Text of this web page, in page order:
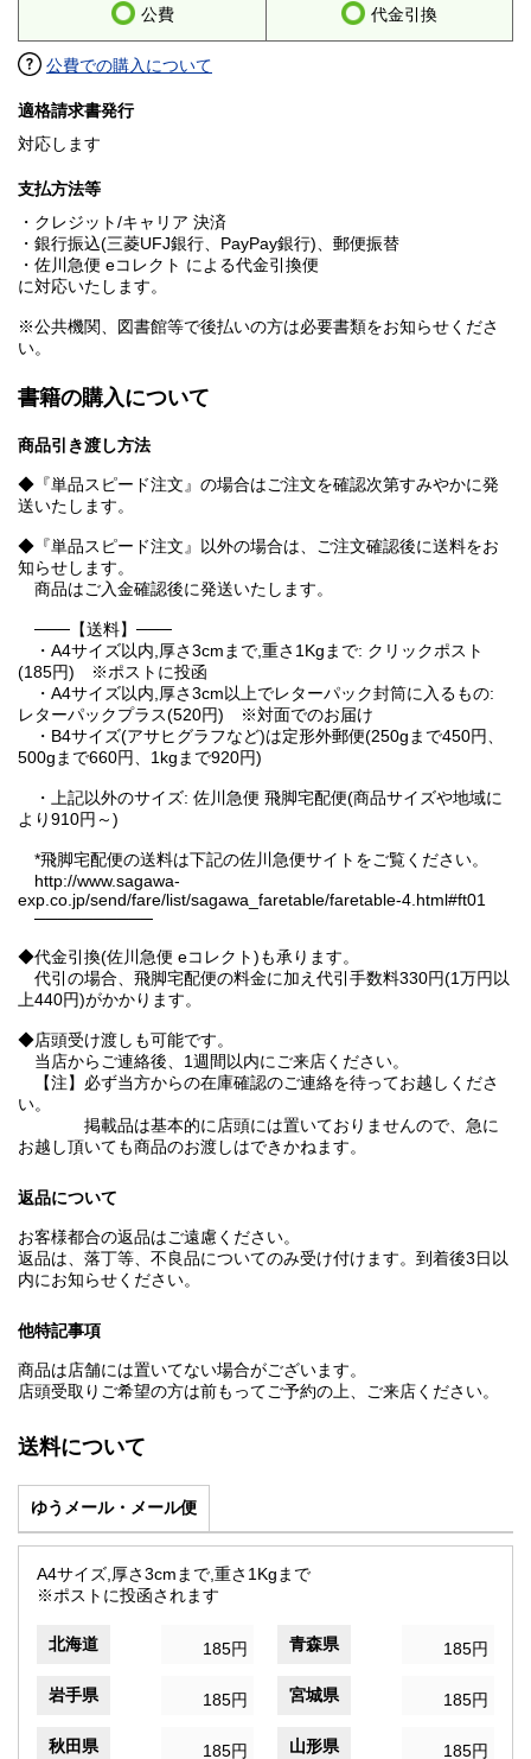
公費 代金引換
公費での購入について
適格請求書発行
対応します
支払方法等
・クレジット/キャリア 決済
・銀行振込(三菱UFJ銀行、PayPay銀行)、郵便振替
・佐川急便 eコレクト による代金引換便
に対応いたします。
※公共機関、図書館等で後払いの方は必要書類をお知らせくださ
い。
書籍の購入について
商品引き渡し方法
◆『単品スピード注文』の場合はご注文を確認次第すみやかに発
送いたします。
◆『単品スピード注文』以外の場合は、ご注文確認後に送料をお
知らせします。
商品はご入金確認後に発送いたします。
───【送料】───
・A4サイズ以内,厚さ3cmまで,重さ1Kgまで: クリックポスト
(185円) ※ポストに投函
・A4サイズ以内,厚さ3cm以上でレターパック封筒に入るもの:
レターパックプラス(520円) ※対面でのお届け
・B4サイズ(アサヒグラフなど)は定形外郵便(250gまで450円、
500gまで660円、1kgまで920円)
・上記以外のサイズ: 佐川急便 飛脚宅配便(商品サイズや地域に
より910円～)
*飛脚宅配便の送料は下記の佐川急便サイトをご覧ください。
http://www.sagawa-
exp.co.jp/send/fare/list/sagawa_faretable/faretable-4.html#ft01
──────────
◆代金引換(佐川急便 eコレクト)も承ります。
代引の場合、飛脚宅配便の料金に加え代引手数料330円(1万円以
上440円)がかかります。
◆店頭受け渡しも可能です。
当店からご連絡後、1週間以内にご来店ください。
【注】必ず当方からの在庫確認のご連絡を待ってお越しくださ
い。
掲載品は基本的に店頭には置いておりませんので、急に
お越し頂いても商品のお渡しはできかねます。
返品について
お客様都合の返品はご遠慮ください。
返品は、落丁等、不良品についてのみ受け付けます。到着後3日以
内にお知らせください。
他特記事項
商品は店舗には置いてない場合がございます。
店頭受取りご希望の方は前もってご予約の上、ご来店ください。
送料について
ゆうメール・メール便
A4サイズ,厚さ3cmまで,重さ1Kgまで
※ポストに投函されます
北海道 185円 青森県 185円
岩手県 185円 宮城県 185円
秋田県 185円 山形県 185円